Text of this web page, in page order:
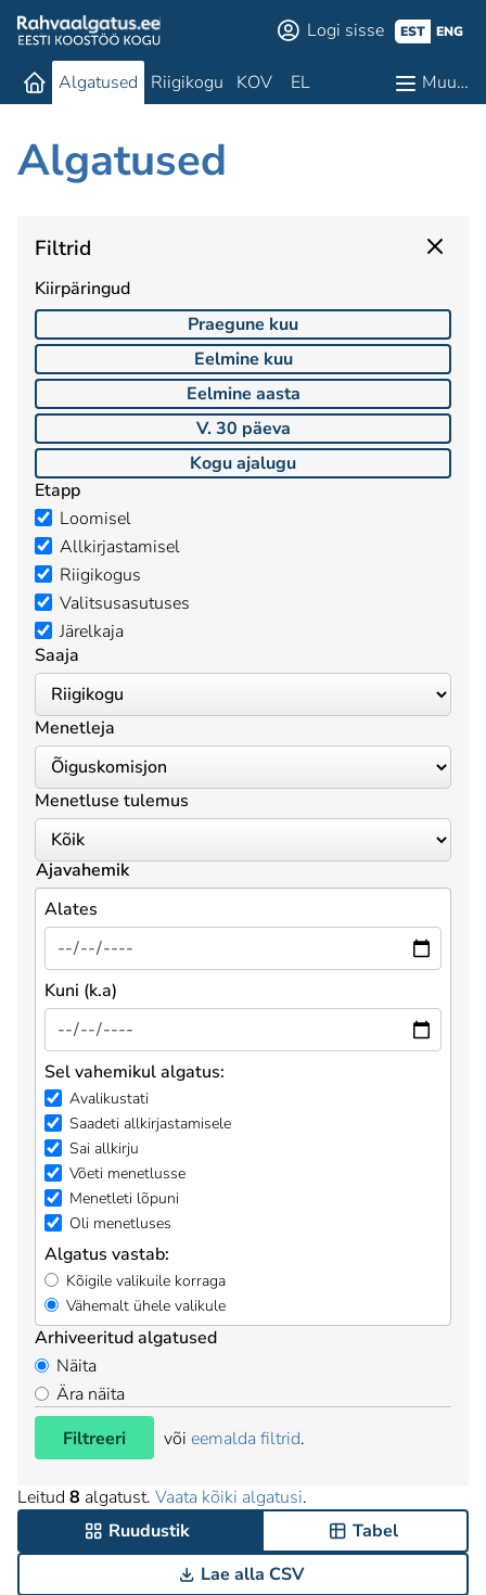
Logi sisse EST ENG
Algatused Riigikogu KOV EL Muu…
Algatused
Filtrid
Kiirpäringud
Praegune kuu
Eelmine kuu
Eelmine aasta
V. 30 päeva
Kogu ajalugu
Etapp
Loomisel
Allkirjastamisel
Riigikogus
Valitsusasutuses
Järelkaja
Saaja
Menetleja
Menetluse tulemus
Ajavahemik
Alates
Kuni (k.a)
Sel vahemikul algatus:
Avalikustati
Saadeti allkirjastamisele
Sai allkirju
Võeti menetlusse
Menetleti lõpuni
Oli menetluses
Algatus vastab:
Kõigile valikuile korraga
Vähemalt ühele valikule
Arhiveeritud algatused
Näita
Ära näita
Filtreeri
või eemalda filtrid.
Leitud 8 algatust. Vaata kõiki algatusi.
Ruudustik
Tabel
Lae alla CSV